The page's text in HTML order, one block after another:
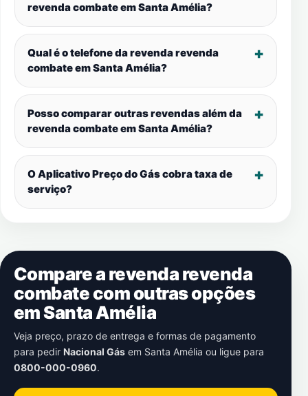
revenda combate emSanta Amélia?
Qual é o telefone da revenda revenda
combate emSanta Amélia?
Posso comparar outras revendas além da
revenda combate emSanta Amélia?
O Aplicativo Preço do Gás cobra taxa de
serviço?
Compare a revenda revenda
combate com outras opções
emSanta Amélia
Veja preço, prazo de entrega e formas de pagamento
para pedir Nacional Gás em Santa Amélia ou ligue para
0800-000-0960.